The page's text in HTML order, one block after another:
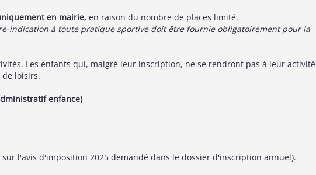
en mairie, en raison du nombre de places limité.
indication à toute pratique sportive doit être fournie obligatoirement pour la
Les enfants qui, malgré leur inscription, ne se rendront pas à leur activité
loisirs.
enfance)
l'avis d'imposition 2025 demandé dans le dossier d'inscription annuel).